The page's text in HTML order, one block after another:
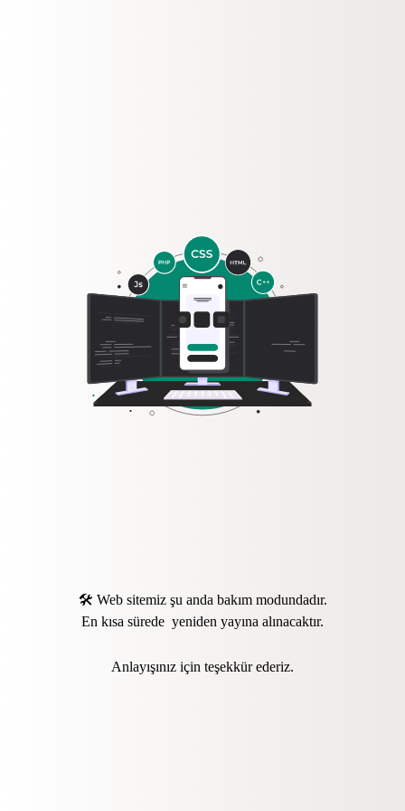
🛠️ Web sitemiz şu anda bakım modundadır.
En kısa sürede yeniden yayına alınacaktır.
Anlayışınız için teşekkür ederiz.